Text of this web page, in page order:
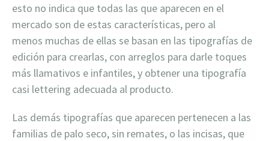
esto no indica que todas las que aparecen en el
mercado son de estas características, pero al
menos muchas de ellas se basan en las tipografías de
edición para crearlas, con arreglos para darle toques
más llamativos e infantiles, y obtener una tipografía
casi lettering adecuada al producto.
Las demás tipografías que aparecen pertenecen a las
familias de palo seco, sin remates, o las incisas, que